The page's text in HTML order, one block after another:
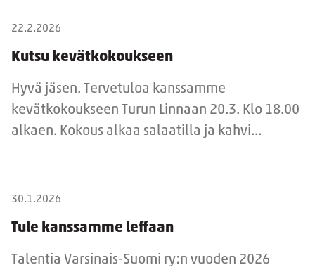
22.2.2026
Kutsu kevätkokoukseen
Hyvä jäsen. Tervetuloa kanssamme
kevätkokoukseen Turun Linnaan 20.3. Klo 18.00
alkaen. Kokous alkaa salaatilla ja kahvi...
30.1.2026
Tule kanssamme leffaan
Talentia Varsinais-Suomi ry:n vuoden 2026